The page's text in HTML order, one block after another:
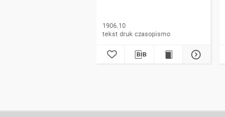
1906.10
tekst druk czasopismo